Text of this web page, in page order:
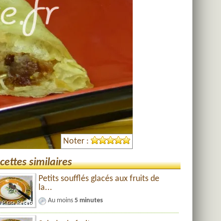
Noter :
similaires
Petits soufflés glacés aux fruits de
la...
Au moins 5 minutes